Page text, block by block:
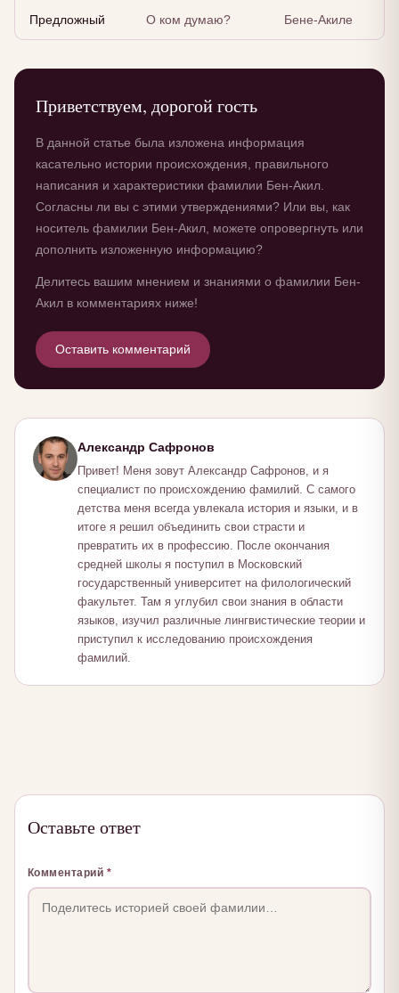
Предложный О ком думаю? Бене-Акиле
Приветствуем, дорогой гость
В данной статье была изложена информация
касательно истории происхождения, правильного
написания и характеристики фамилии Бен-Акил.
Согласны ли вы с этими утверждениями? Или вы, как
носитель фамилии Бен-Акил, можете опровергнуть или
дополнить изложенную информацию?
Делитесь вашим мнением и знаниями о фамилии Бен-
Акил в комментариях ниже!
Оставить комментарий
Александр Сафронов
Привет! Меня зовут Александр Сафронов, и я
специалист по происхождению фамилий. С самого
детства меня всегда увлекала история и языки, и в
итоге я решил объединить свои страсти и
превратить их в профессию. После окончания
средней школы я поступил в Московский
государственный университет на филологический
факультет. Там я углубил свои знания в области
языков, изучил различные лингвистические теории и
приступил к исследованию происхождения
фамилий.
Оставьте ответ
Комментарий *